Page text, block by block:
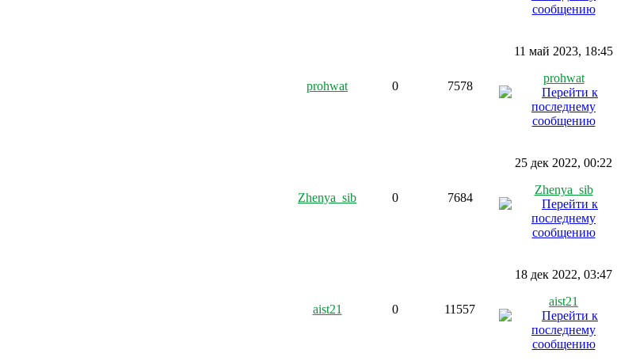
prohwat 0 7578
11 май 2023, 18:45
prohwat
Zhenya_sib 0 7684
25 дек 2022, 00:22
Zhenya_sib
aist21 0 11557
18 дек 2022, 03:47
aist21